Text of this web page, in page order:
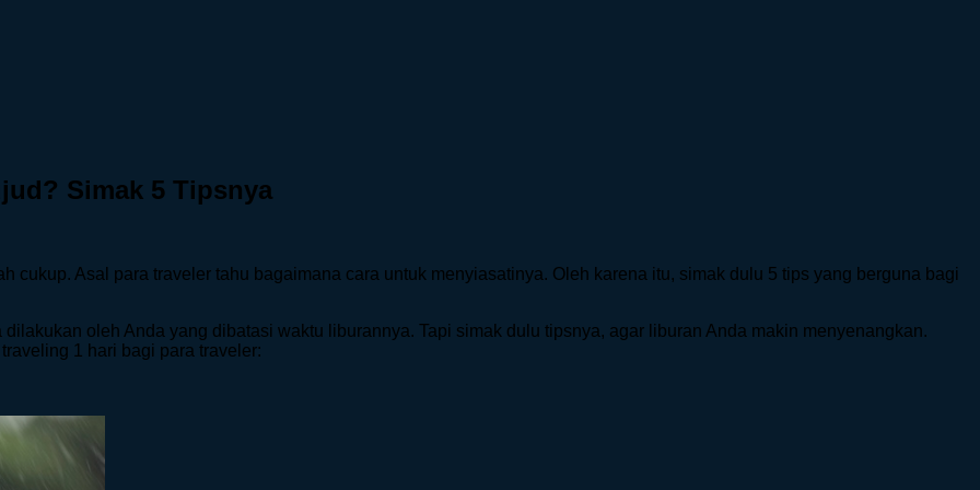
Simak 5 Tipsnya
cukup. Asal para traveler tahu bagaimana cara untuk menyiasatinya. Oleh karena itu, simak dulu 5 tips yang berguna bagi
oleh Anda yang dibatasi waktu liburannya. Tapi simak dulu tipsnya, agar liburan Anda makin menyenangkan.
1 hari bagi para traveler: